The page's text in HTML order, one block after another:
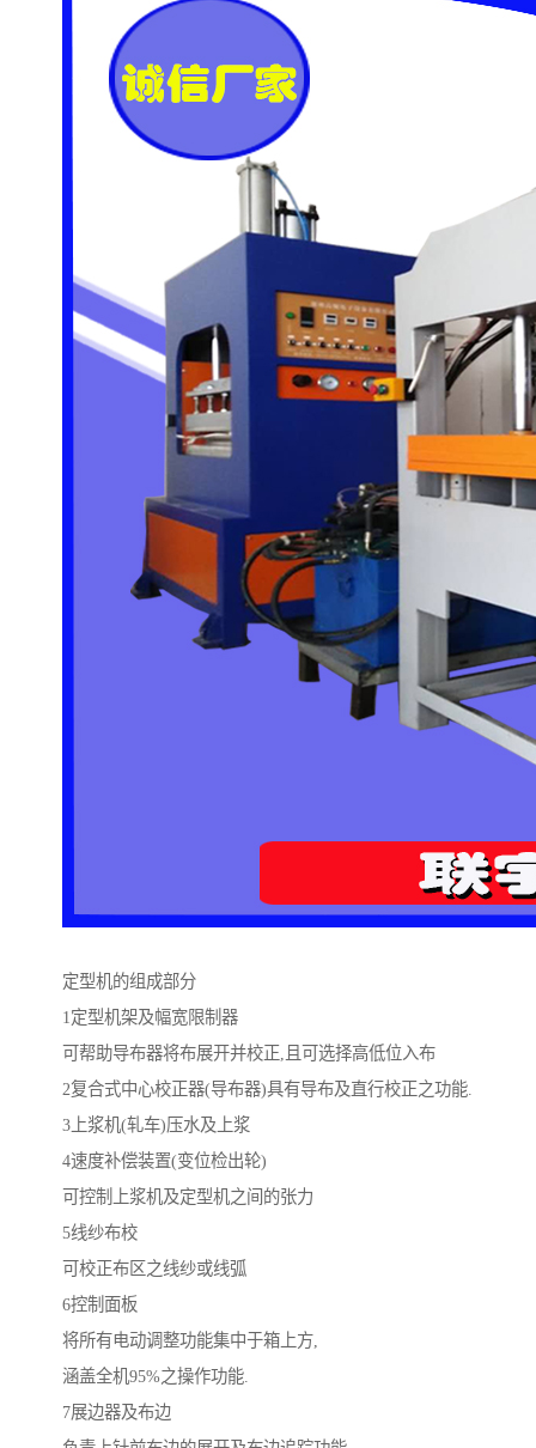
定型机的组成部分
1定型机架及幅宽限制器
可帮助导布器将布展开并校正,且可选择高低位入布
2复合式中心校正器(导布器)具有导布及直行校正之功能.
3上浆机(轧车)压水及上浆
4速度补偿装置(变位检出轮)
可控制上浆机及定型机之间的张力
5线纱布校
可校正布区之线纱或线弧
6控制面板
将所有电动调整功能集中于箱上方,
涵盖全机95%之操作功能.
7展边器及布边